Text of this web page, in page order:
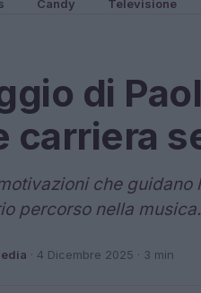
Candy Televisione
di
carriera
che
percorso nella musica.
· 4 Dicembre 2025 · 3 min